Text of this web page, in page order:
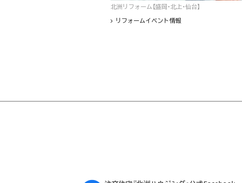
北洲リフォーム【盛岡・北上・仙台】
リフォームイベント情報
フッター